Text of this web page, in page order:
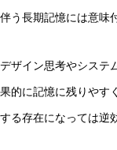
伴う長期記憶には意味
デザイン思考やシステ
果的に記憶に残りやす
する存在になっては逆